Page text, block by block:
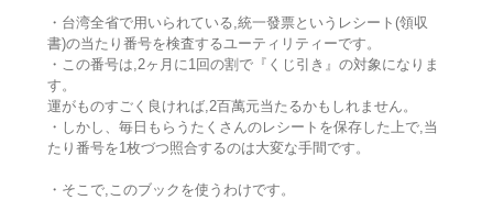
・台湾全省で用いられている,統一發票というレシート(領収
書)の当たり番号を検査するユーティリティーです。
・この番号は,2ヶ月に1回の割で『くじ引き』の対象になりま
す。
運がものすごく良ければ,2百萬元当たるかもしれません。
・しかし、毎日もらうたくさんのレシートを保存した上で,当
たり番号を1枚づつ照合するのは大変な手間です。
・そこで,このブックを使うわけです。